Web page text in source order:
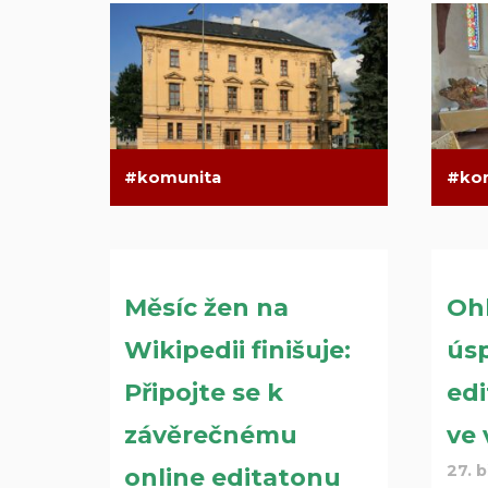
komunita
Měsíc žen na
Wikipedii finišuje:
Připojte se k
závěrečnému
online editatonu
ve
27.